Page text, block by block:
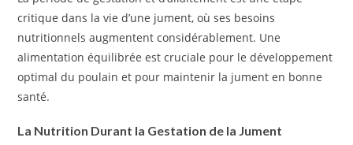
critique dans la vie d’une jument, où ses besoins
nutritionnels augmentent considérablement. Une
alimentation équilibrée est cruciale pour le développement
optimal du poulain et pour maintenir la jument en bonne
santé.
La Nutrition Durant la Gestation de la Jument